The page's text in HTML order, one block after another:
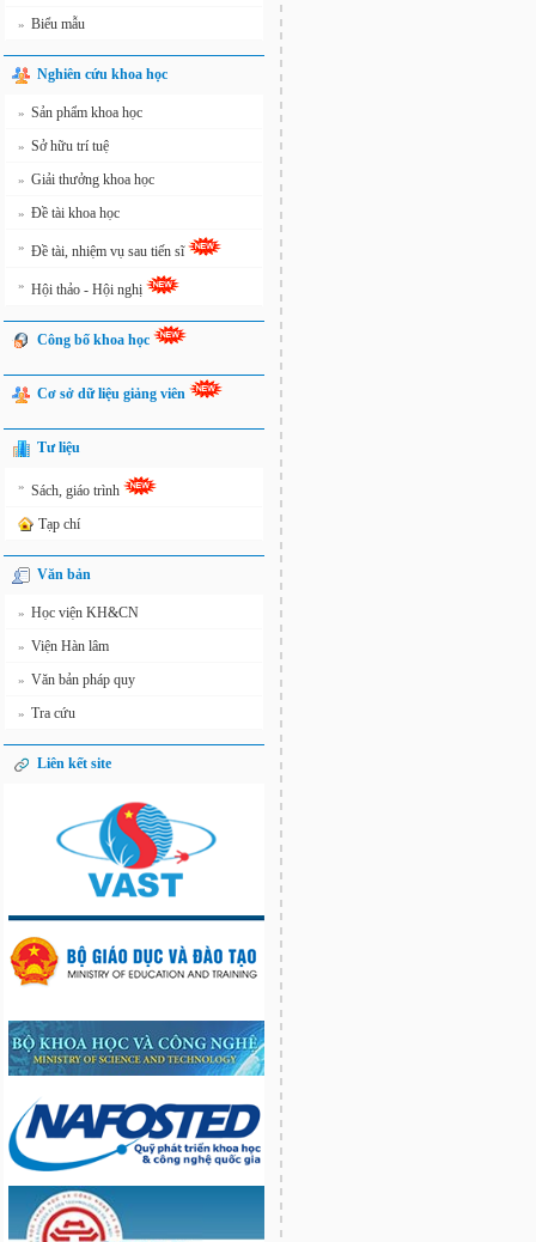
» Biểu mẫu
Nghiên cứu khoa học
» Sản phẩm khoa học
» Sở hữu trí tuệ
» Giải thưởng khoa học
» Đề tài khoa học
» Đề tài, nhiệm vụ sau tiến sĩ
» Hội thảo - Hội nghị
Công bố khoa học
Cơ sở dữ liệu giảng viên
Tư liệu
» Sách, giáo trình
Tạp chí
Văn bản
» Học viện KH&CN
» Viện Hàn lâm
» Văn bản pháp quy
» Tra cứu
Liên kết site